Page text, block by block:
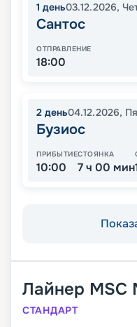
1 день03.12.2026,
Сантос
ОТПРАВЛЕНИЕ
18:00
2 день04.12.2026,
Бузиос
ПРИБЫТИЕ
10:00
СТОЯНКА
7 ч 00 мин
Лайнер MSC
СТАНДАРТ